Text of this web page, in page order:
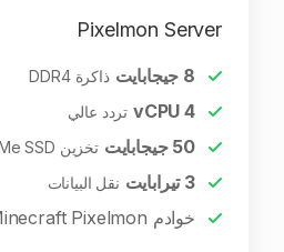
Pixelmon Server
8 جيجابايت ذاكرة DDR4
4
vCPU تردد عالي
50 جيجابايت تخزين NVMe SSD
3 تيرابايت نقل البيانات
خوادم Minecraft Pixelmon